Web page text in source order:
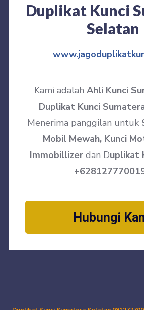
Duplikat Kunci
Selatan
Kami adalah Ahli Kunci
Duplikat Kunci
Menerima panggilan untuk
Mobil Mewah, Kunci
Immobillizerdan Duplikat
Hubungi